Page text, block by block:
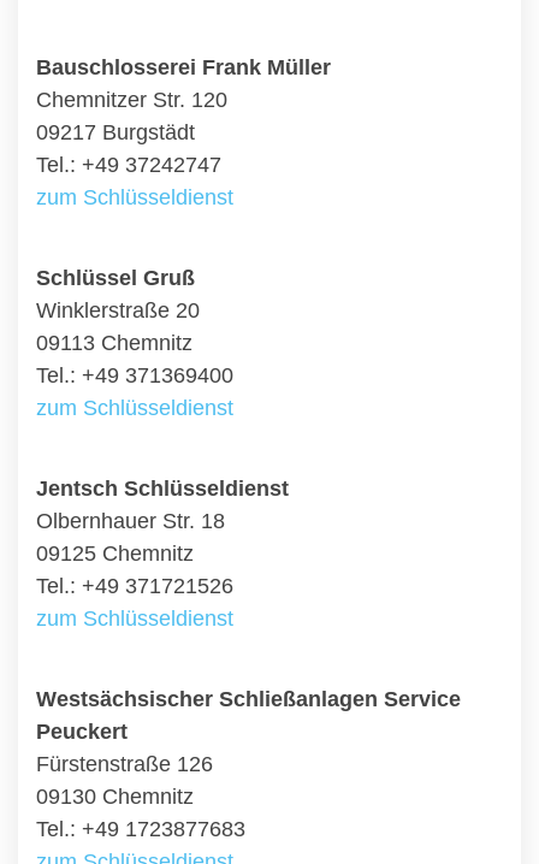
Bauschlosserei Frank Müller
Chemnitzer Str. 120
09217 Burgstädt
Tel.: +49 37242747
zum Schlüsseldienst
Schlüssel Gruß
Winklerstraße 20
09113 Chemnitz
Tel.: +49 371369400
zum Schlüsseldienst
Jentsch Schlüsseldienst
Olbernhauer Str. 18
09125 Chemnitz
Tel.: +49 371721526
zum Schlüsseldienst
Westsächsischer Schließanlagen Service
Peuckert
Fürstenstraße 126
09130 Chemnitz
Tel.: +49 1723877683